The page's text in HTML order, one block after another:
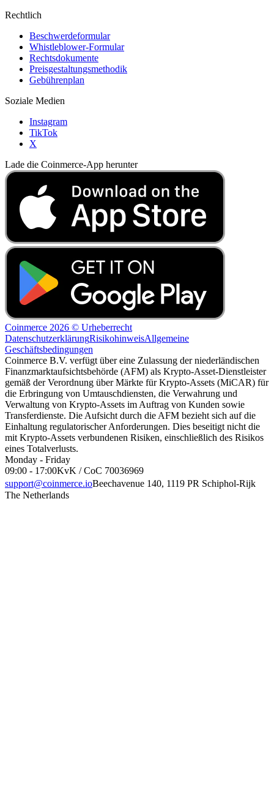
Rechtlich
Beschwerdeformular
Whistleblower-Formular
Rechtsdokumente
Preisgestaltungsmethodik
Gebührenplan
Soziale Medien
Instagram
TikTok
X
Lade die Coinmerce-App herunter
Coinmerce 2026 © Urheberrecht
DatenschutzerklärungRisikohinweisAllgemeine
Geschäftsbedingungen
Coinmerce B.V. verfügt über eine Zulassung der niederländischen
Finanzmarktaufsichtsbehörde (AFM) als Krypto-Asset-Dienstleister
gemäß der Verordnung über Märkte für Krypto-Assets (MiCAR) für
die Erbringung von Umtauschdiensten, die Verwahrung und
Verwaltung von Krypto-Assets im Auftrag von Kunden sowie
Transferdienste. Die Aufsicht durch die AFM bezieht sich auf die
Einhaltung regulatorischer Anforderungen. Dies beseitigt nicht die
mit Krypto-Assets verbundenen Risiken, einschließlich des Risikos
eines Totalverlusts.
Monday - Friday
09:00 - 17:00KvK / CoC 70036969
support@coinmerce.ioBeechavenue 140, 1119 PR Schiphol-Rijk
The Netherlands